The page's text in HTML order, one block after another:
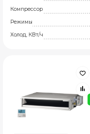
Компрессор
Режимы
Холод, КВт/ч